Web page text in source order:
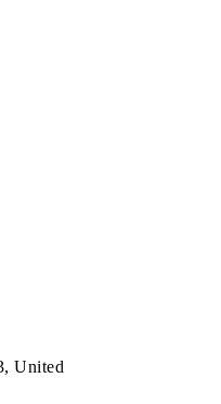
United